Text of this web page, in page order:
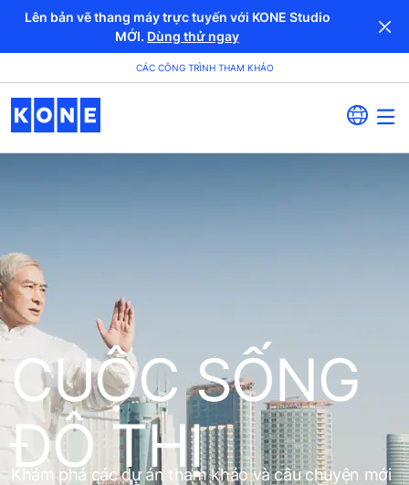
Lên bản vẽ thang máy trực tuyến với KONE Studio
MỚI. Dùng thử ngay
CÁC CÔNG TRÌNH THAM KHẢO
CUỘC SỐNG
ĐÔ THỊ
Khám phá các dự án tham khảo và câu chuyện mới